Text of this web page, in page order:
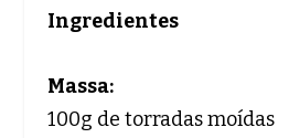
Ingredientes
Massa:
100g de torradas moídas